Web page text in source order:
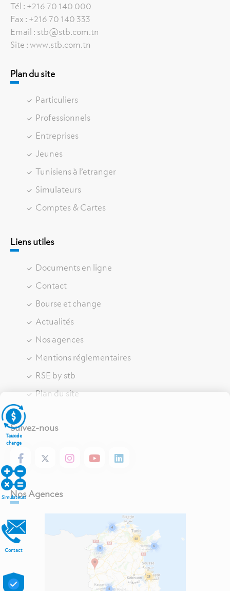
Tél : +216 70 140 000
Fax : +216 70 140 333
Email : stb@stb.com.tn
Site : www.stb.com.tn
Plan du site
Particuliers
Professionnels
Entreprises
Jeunes
Tunisiens à l’etranger
Simulateurs
Comptes & Cartes
Liens utiles
Documents en ligne
Contact
Bourse et change
Actualités
Nos agences
Mentions réglementaires
RSE by stb
Plan du site
Suivez-nous
Nos Agences
Taux de
change
Simulateurs
Contact